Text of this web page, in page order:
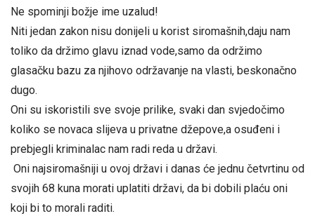
Ne spominji božje ime uzalud!
Niti jedan zakon nisu donijeli u korist siromašnih,daju nam
toliko da držimo glavu iznad vode,samo da održimo
glasačku bazu za njihovo održavanje na vlasti, beskonačno
dugo.
Oni su iskoristili sve svoje prilike, svaki dan svjedočimo
koliko se novaca slijeva u privatne džepove,a osuđeni i
prebjegli kriminalac nam radi reda u državi.
Oni najsiromašniji u ovoj državi i danas će jednu četvrtinu od
svojih 68 kuna morati uplatiti državi, da bi dobili plaću oni
koji bi to morali raditi.